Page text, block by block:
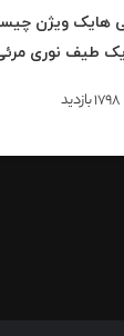
هایک ویژن
یک طیف نوری
1798 بازدید